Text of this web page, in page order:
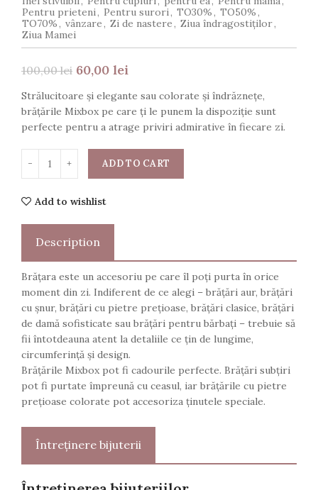
Pentru prieteni, Pentru surori, TO30%, TO50%,
TO70%, vânzare, Zi de nastere, Ziua îndragostiților,
Ziua Mamei
100,00lei 60,00 lei
Strălucitoare și elegante sau colorate și îndrăznețe,
brățările Mixbox pe care ți le punem la dispoziție sunt
perfecte pentru a atrage priviri admirative în fiecare zi.
ADD TO CART
Add to wishlist
Description
Brățara este un accesoriu pe care îl poți purta în orice
moment din zi. Indiferent de ce alegi – brățări aur, brățări
cu șnur, brățări cu pietre prețioase, brățări clasice, brățări
de damă sofisticate sau brățări pentru bărbați – trebuie să
fii întotdeauna atent la detaliile ce țin de lungime,
circumferință și design.
Brățările Mixbox pot fi cadourile perfecte. Brățări subțiri
pot fi purtate împreună cu ceasul, iar brățările cu pietre
prețioase colorate pot accesoriza ținutele speciale.
Întreținere bijuterii